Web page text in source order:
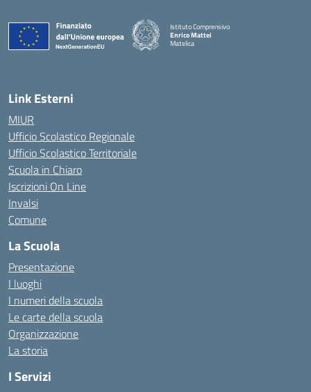
Istituto Comprensivo
Enrico Mattei
Matelica
Link Esterni
MIUR
Ufficio Scolastico Regionale
Ufficio Scolastico Territoriale
Scuola in Chiaro
Iscrizioni On Line
Invalsi
Comune
La Scuola
Presentazione
I luoghi
I numeri della scuola
Le carte della scuola
Organizzazione
La storia
I Servizi